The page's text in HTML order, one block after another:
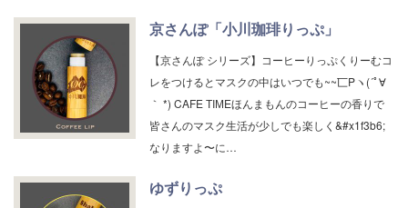
京さんぽ「小川珈琲りっぷ」
【京さんぽ シリーズ】コーヒーりっぷくりーむコ
レをつけるとマスクの中はいつでも~~匸Pヽ(´ﾟ∀
｀ *) CAFE ТΙМEほんまもんのコーヒーの香りで
皆さんのマスク生活が少しでも楽しく&#x1f3b6;
なりますよ〜に…
ゆずりっぷ